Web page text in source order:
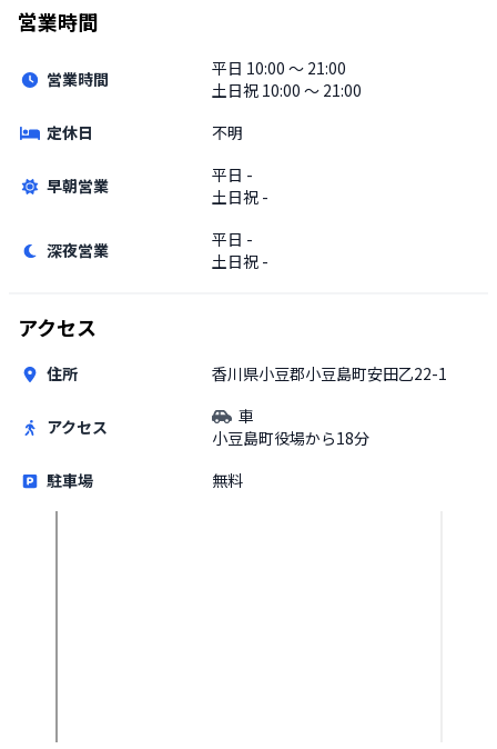
営業時間
営業時間 平日 10:00 〜 21:00
土日祝 10:00 〜 21:00
定休日
不明
早朝営業 平日 -
土日祝 -
深夜営業 平日 -
土日祝 -
アクセス
住所 香川県小豆郡小豆島町安田乙22-1
アクセス
車
小豆島町役場から18分
駐車場
無料